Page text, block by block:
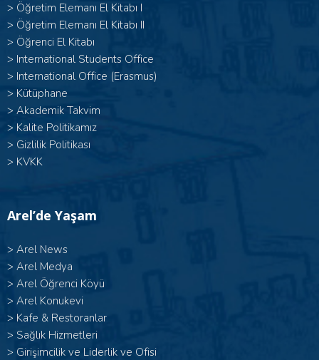
> Öğretim Elemanı El Kitabı I
> Öğretim Elemanı El Kitabı II
> Öğrenci El Kitabı
> International Students Office
> International Office (Erasmus)
> Kütüphane
> Akademik Takvim
> Kalite Politikamız
> Gizlilik Politikası
> KVKK
Arel’de Yaşam
> Arel News
> Arel Medya
> Arel Öğrenci Köyü
> Arel Konukevi
> Kafe & Restoranlar
> Sağlık Hizmetleri
> Girişimcilik ve Liderlik ve Ofisi